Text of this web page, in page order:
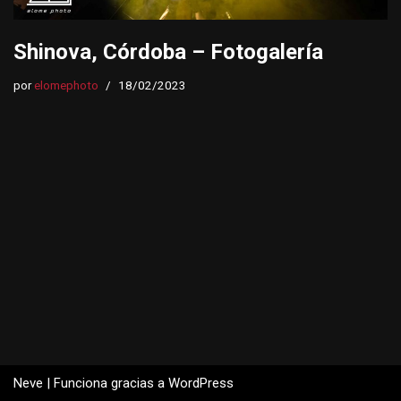
Shinova, Córdoba – Fotogalería
porelomephoto 18/02/2023
Neve | Funciona gracias a WordPress